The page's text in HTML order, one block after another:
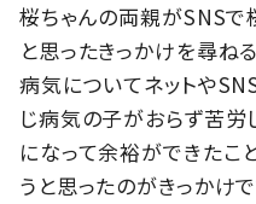
桜ちゃんの両親がSNSで
と思ったきっかけを尋ね
病気についてネットや
じ病気の子がおらず苦労
になって余裕ができたこ
うと思ったのがきっかけで